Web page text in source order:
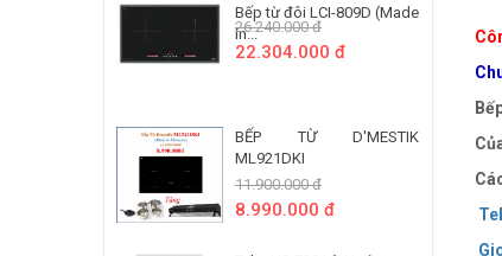
Bếp từ đôi LCI-809D (Made
In...
26.240.000 đ
22.304.000 đ
BẾP TỪ D'MESTIK
ML921DKI
11.900.000 đ
8.990.000 đ